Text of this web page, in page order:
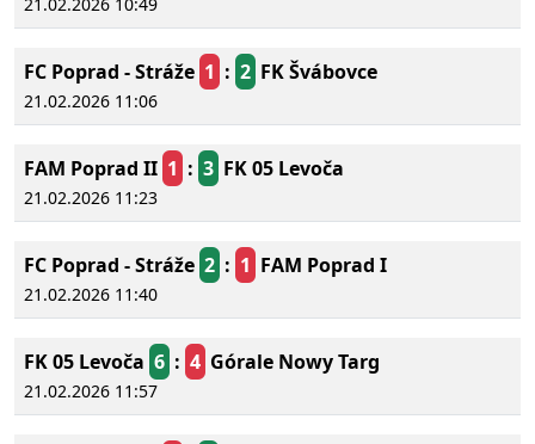
FC Poprad - Stráže 1 : 2 FK Švábovce
21.02.2026 11:06
FAM Poprad II 1 : 3 FK 05 Levoča
21.02.2026 11:23
FC Poprad - Stráže 2 : 1 FAM Poprad I
21.02.2026 11:40
FK 05 Levoča 6 : 4 Górale Nowy Targ
21.02.2026 11:57